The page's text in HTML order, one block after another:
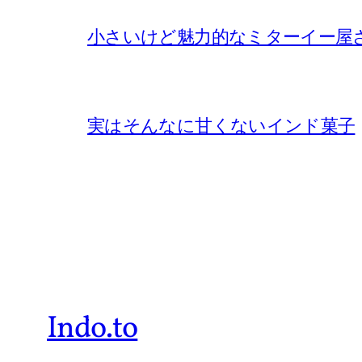
小さいけど魅力的なミターイー屋
実はそんなに甘くないインド菓子
Indo.to